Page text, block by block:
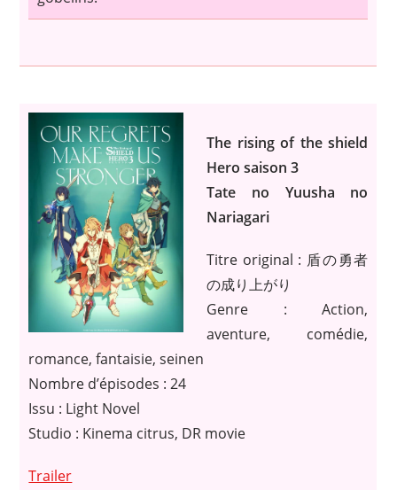
The rising of the shield
Hero saison 3
Tate no Yuusha no
Nariagari
Titre original : 盾の勇者
の成り上がり
Genre : Action,
aventure, comédie,
romance, fantaisie, seinen
Nombre d’épisodes : 24
Issu : Light Novel
Studio : Kinema citrus, DR movie
Trailer